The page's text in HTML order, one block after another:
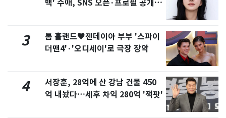
백' 수애, SNS 오픈·프로필 공개
3
톰 홀랜드♥젠데이아 부부 '스파이
더맨4'·'오디세이'로 극장 장악
4
서장훈, 28억에 산 강남 건물 450
억 내놨다…세후 차익 280억 '잭팟'